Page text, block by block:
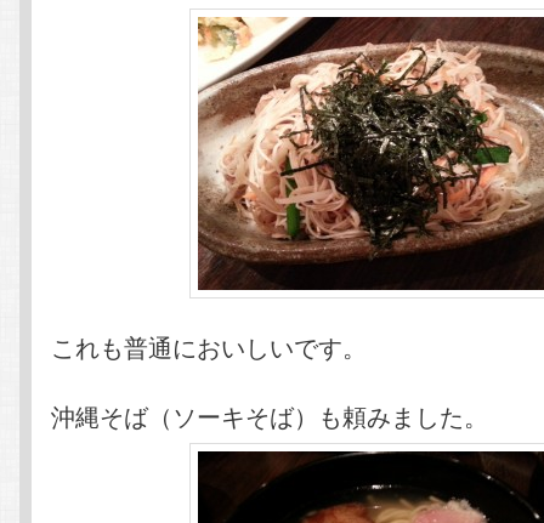
これも普通においしいです。
沖縄そば（ソーキそば）も頼みました。